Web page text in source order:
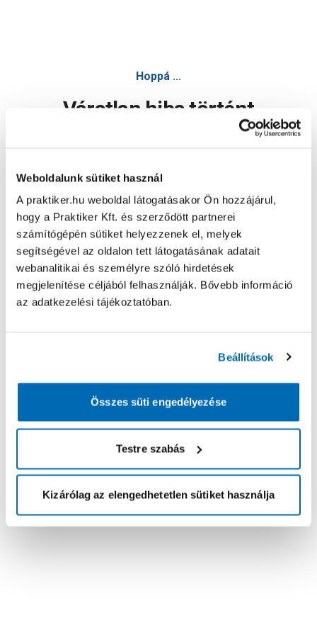
Weboldalunk sütiket használ
A praktiker.hu weboldal látogatásakor Ön hozzájárul,
hogy a Praktiker Kft. és szerződött partnerei
számítógépén sütiket helyezzenek el, melyek
segítségével az oldalon tett látogatásának adatait
webanalitikai és személyre szóló hirdetések
megjelenítése céljából felhasználják. Bővebb információ
az adatkezelési tájékoztatóban.
Beállítások
Összes süti engedélyezése
Testre szabás
Kizárólag az elengedhetetlen sütiket használja
Hoppá ...
Váratlan hiba történt
Oldal újratöltése